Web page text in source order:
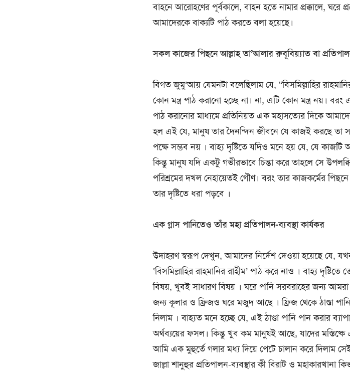
বাহনে আরোহণের পূর্বকালে, বাহন হতে নামার প্রক্কালে,
আমাদেরকে বাক্যটি পাঠ করতে বলা হয়েছে।
সকল কাজের পিছনে আল্লাহ তা’আলার রুবূবিয়্যাত বা
বিগত জুমু’আয় যেমনটা বলেছিলাম যে, “বিসমিল্লাহির
কোন মন্ত্র পাঠ করানো হচ্ছে না। না, এটি কোন মন্ত্র নয়।
পাঠ করানোর মাধ্যমে প্রতিনিয়ত এক মহাসত্যের দিকে
হল এই যে, মানুষ তার দৈনন্দিন জীবনে যে কাজই করছে তা
পক্ষে সম্ভব নয় । বাহ্য দৃষ্টিতে যদিও মনে হয় যে, যে
কিন্তু মানুষ যদি একটু গভীরভাবে চিন্তা করে তাহলে সে
পরিশ্রমের দখল নেহায়েতই গৌণ। বরং তার কাজকর্মের পিছনে
তার দৃষ্টিতে ধরা পড়বে ।
এক গ্লাস পানিতেও তাঁর মহা প্রতিপালন-ব্যবস্থা কার্যকর
উদাহরণ স্বরূপ দেখুন, আমাদের নির্দেশ দেওয়া হয়েছে যে,
‘বিসমিল্লাহির রাহমানির রাহীম’ পাঠ করে নাও । বাহ্য
বিষয়, খুবই সাধারণ বিষয় । ঘরে পানি সরবরাহের জন্য আমরা
জন্য কূলার ও ফ্রিজও ঘরে মজুদ আছে । ফ্রিজ থেকে ঠাণ্ডা
নিলাম । বাহ্যত মনে হচ্ছে যে, এই ঠাণ্ডা পানি পান করার
অর্থব্যয়ের ফসল। কিন্তু খুব কম মানুষই আছে, যাদের মস্তিষ্কে
আমি এক মুহুর্তে গলার মধ্য দিয়ে পেটে চালান করে দিলাম
জাল্লা শানুহুর প্রতিপালন-ব্যবস্থার কী বিরাট ও মহাকারখানা